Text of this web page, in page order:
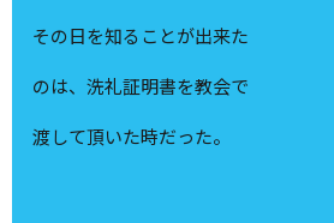
その日を知ることが出来た
のは、洗礼証明書を教会で
渡して頂いた時だった。